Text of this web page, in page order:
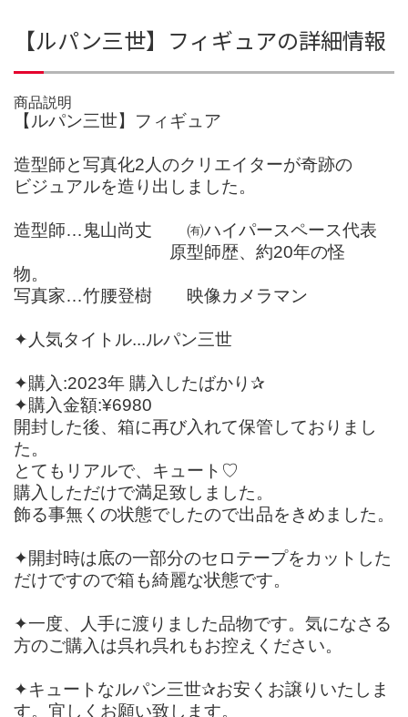
【ルパン三世】フィギュアの詳細情報
商品説明
【ルパン三世】フィギュア
造型師と写真化2人のクリエイターが奇跡の
ビジュアルを造り出しました。
造型師…鬼山尚丈 ㈲ハイパースペース代表
原型師歴、約20年の怪
物。
写真家…竹腰登樹 映像カメラマン
✦人気タイトル...ルパン三世
✦購入:2023年 購入したばかり✰
✦購入金額:¥6980
開封した後、箱に再び入れて保管しておりまし
た。
とてもリアルで、キュート♡
購入しただけで満足致しました。
飾る事無くの状態でしたので出品をきめました。
✦開封時は底の一部分のセロテープをカットした
だけですので箱も綺麗な状態です。
✦一度、人手に渡りました品物です。気になさる
方のご購入は呉れ呉れもお控えください。
✦キュートなルパン三世✰お安くお譲りいたしま
す。宜しくお願い致します。